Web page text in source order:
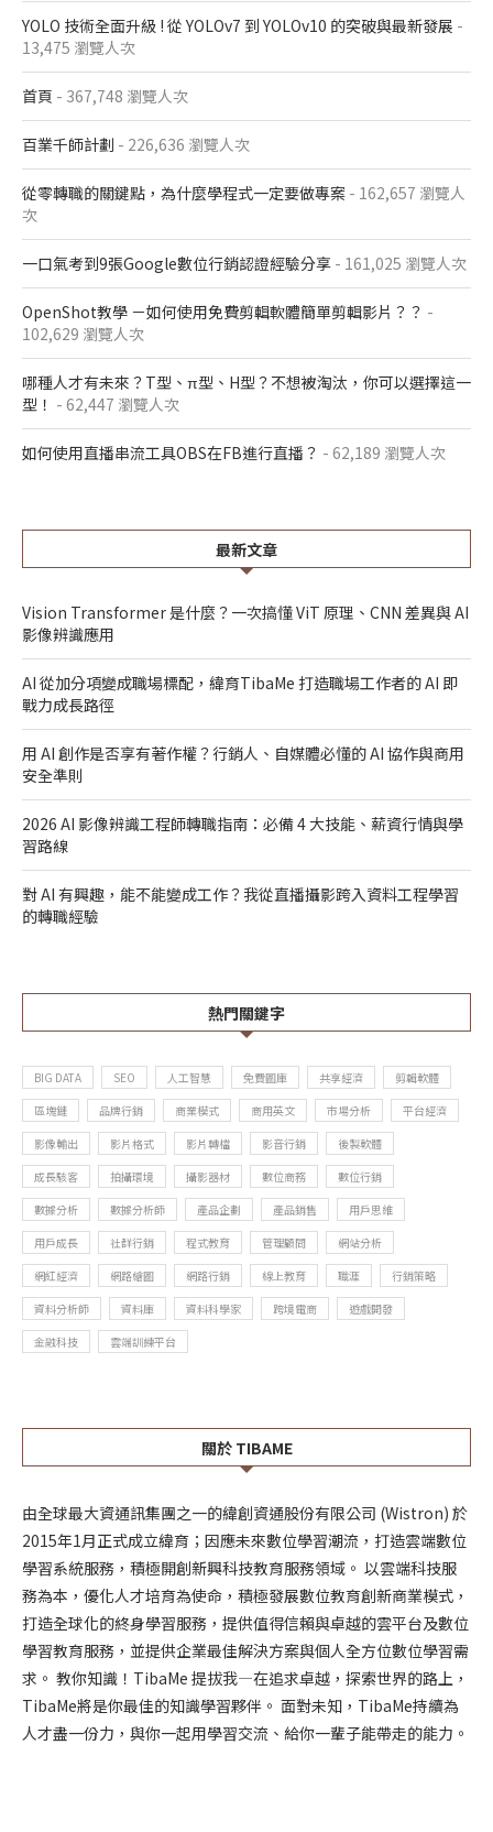
YOLO 技術全面升級 ! 從 YOLOv7 到 YOLOv10 的突破與最新發展 -
13,475 瀏覽人次
首頁 - 367,748 瀏覽人次
百業千師計劃 - 226,636 瀏覽人次
從零轉職的關鍵點，為什麼學程式一定要做專案 - 162,657 瀏覽人
次
一口氣考到9張Google數位行銷認證經驗分享 - 161,025 瀏覽人次
OpenShot教學 －如何使用免費剪輯軟體簡單剪輯影片？？ -
102,629 瀏覽人次
哪種人才有未來？T型、π型、H型？不想被淘汰，你可以選擇這一
型！ - 62,447 瀏覽人次
如何使用直播串流工具OBS在FB進行直播？ - 62,189 瀏覽人次
最新文章
Vision Transformer 是什麼？一次搞懂 ViT 原理、CNN 差異與 AI
影像辨識應用
AI 從加分項變成職場標配，緯育TibaMe 打造職場工作者的 AI 即
戰力成長路徑
用 AI 創作是否享有著作權？行銷人、自媒體必懂的 AI 協作與商用
安全準則
2026 AI 影像辨識工程師轉職指南：必備 4 大技能、薪資行情與學
習路線
對 AI 有興趣，能不能變成工作？我從直播攝影跨入資料工程學習
的轉職經驗
熱門關鍵字
BIG DATA SEO 人工智慧 免費圖庫 共享經濟
剪輯軟體
區塊鏈
品牌行銷 商業模式 商用英文 市場分析
平台經濟
影像輸出
影片格式 影片轉檔 影音行銷
後製軟體
成長駭客
拍攝環境 攝影器材 數位商務
數位行銷
數據分析
數據分析師 產品企劃 產品銷售
用戶思維
用戶成長
社群行銷 程式教育 管理顧問
網站分析
網紅經濟
網路繪圖 網路行銷 線上教育 職涯
行銷策略
資料分析師
資料庫 資料科學家 跨境電商
遊戲開發
金融科技
雲端訓練平台
關於 TIBAME
由全球最大資通訊集團之一的緯創資通股份有限公司 (Wistron) 於
2015年1月正式成立緯育；因應未來數位學習潮流，打造雲端數位
學習系統服務，積極開創新興科技教育服務領域。 以雲端科技服
務為本，優化人才培育為使命，積極發展數位教育創新商業模式，
打造全球化的終身學習服務，提供值得信賴與卓越的雲平台及數位
學習教育服務，並提供企業最佳解決方案與個人全方位數位學習需
求。 教你知識！TibaMe 提拔我—在追求卓越，探索世界的路上，
TibaMe將是你最佳的知識學習夥伴。 面對未知，TibaMe持續為
人才盡一份力，與你一起用學習交流、給你一輩子能帶走的能力。